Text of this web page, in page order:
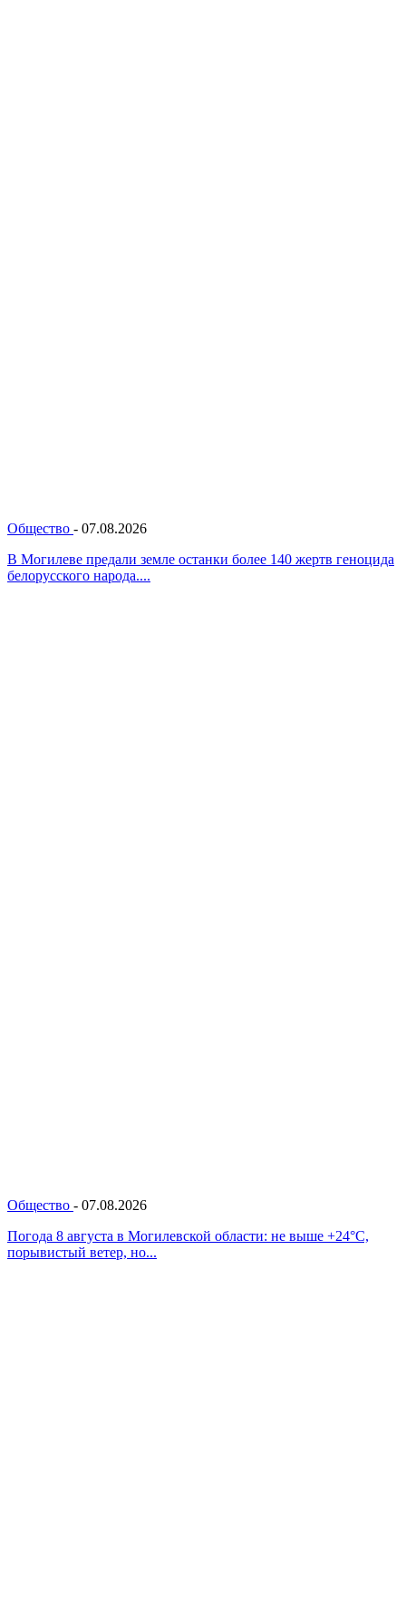
Общество - 07.08.2026
В Могилеве предали земле останки более 140 жертв геноцида
белорусского народа....
Общество - 07.08.2026
Погода 8 августа в Могилевской области: не выше +24°С,
порывистый ветер, но...